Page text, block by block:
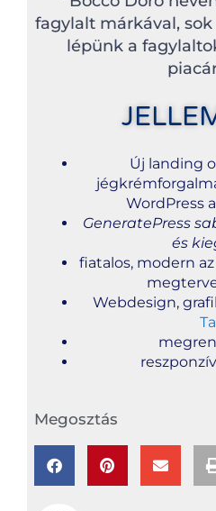
fagylalt márkával,
lépünk a
Új landing
WordPress
GeneratePress
és
fiatalos, modern
Webdesign,
Megosztás